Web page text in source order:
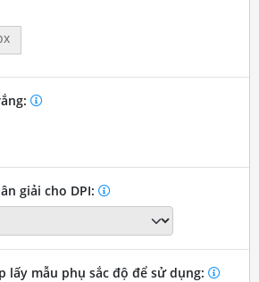
giải cho DPI:
lấy mẫu phụ sắc độ để sử dụng: